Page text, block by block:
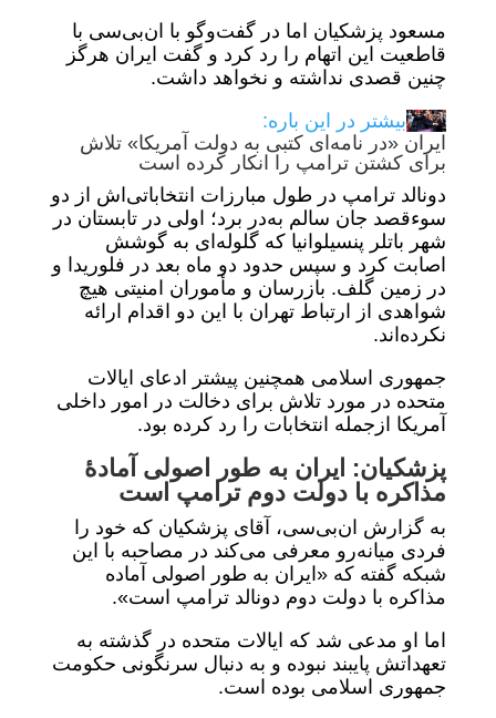
مسعود پزشکیان اما در گفت‌وگو با ان‌بی‌سی با
قاطعیت این اتهام را رد کرد و گفت ایران هرگز
چنین قصدی نداشته و نخواهد داشت.
بیشتر در این باره:
ایران «در نامه‌ای کتبی به دولت آمریکا» تلاش
برای کشتن ترامپ را انکار کرده است
دونالد ترامپ در طول مبارزات انتخاباتی‌اش از دو
سوء‌قصد جان سالم به‌در برد؛ اولی در تابستان در
شهر باتلر پنسیلوانیا که گلوله‌ای به گوشش
اصابت کرد و سپس حدود دو ماه بعد در فلوریدا و
در زمین گلف. بازرسان و مأموران امنیتی هیچ
شواهدی از ارتباط تهران با این دو اقدام ارائه
نکرده‌اند.
جمهوری اسلامی همچنین پیشتر ادعای ایالات
متحده در مورد تلاش برای دخالت در امور داخلی
آمریکا ازجمله انتخابات را رد کرده بود.
پزشکیان: ایران به طور اصولی آمادهٔ
مذاکره با دولت دوم ترامپ است
به گزارش ان‌بی‌سی، آقای پزشکیان که خود را
فردی میانه‌رو معرفی می‌کند در مصاحبه با این
شبکه گفته که «ایران به طور اصولی آماده
مذاکره با دولت دوم دونالد ترامپ است».
اما او مدعی شد که ایالات متحده در گذشته به
تعهداتش پایبند نبوده و به دنبال سرنگونی حکومت
جمهوری اسلامی بوده است.